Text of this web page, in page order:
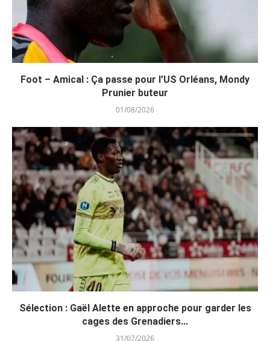
Foot – Amical : Ça passe pour l’US Orléans, Mondy
Prunier buteur
01/08/2026
Sélection : Gaël Alette en approche pour garder les
cages des Grenadiers...
31/07/2026